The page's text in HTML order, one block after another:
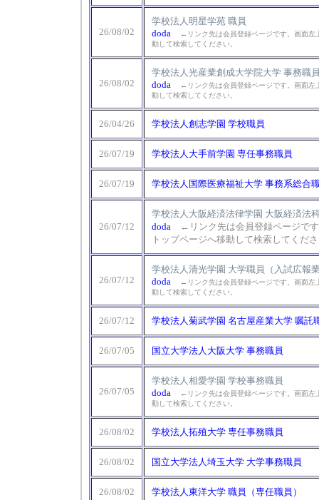
26/08/02
学校法人明星学苑 職員
doda
←リンク先は会員登録ページです。画面左
動して検索してください。
26/08/02
学校法人光産業創成大学院大学 事務職
doda
←リンク先は会員登録ページです。画面左
動して検索してください。
26/04/26 学校法人創志学園 学校職員
26/07/19 学校法人大手前学園 専任事務職員
26/07/19 学校法人国際医療福祉大学 事務系総合
26/07/12
学校法人大阪経済法律学園 大阪経済法
doda ← リンク先は会員登録ページで
トップページへ移動して検索してくだ
26/07/12
学校法人清光学園 大学職員（入試広報
doda
←リンク先は会員登録ページです。画面左
動して検索してください。
26/07/12 学校法人菊武学園 名古屋産業大学 嘱託
26/07/05 国立大学法人大阪大学 事務職員
26/07/05
学校法人相愛学園 学校事務職員
doda
←リンク先は会員登録ページです。画面左
動して検索してください。
26/08/02 学校法人拓殖大学 専任事務職員
26/08/02 国立大学法人埼玉大学 大学事務職員
26/08/02 学校法人東洋大学 職員（専任職員）